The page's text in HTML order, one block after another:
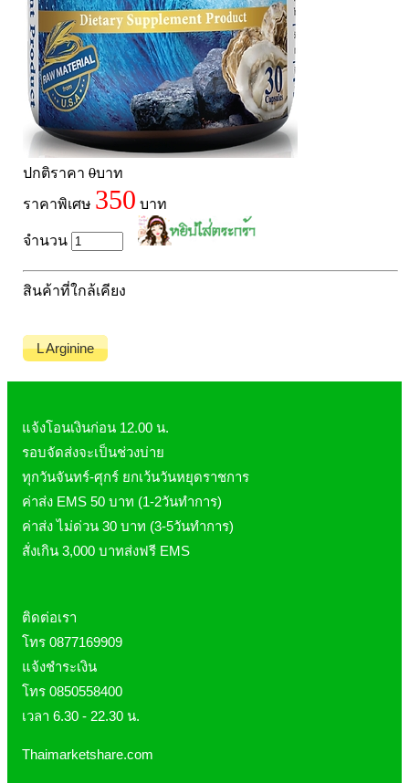
สำหรับท่านชาย
จุดซ่อนเร้นผู้หญิง
สินค้าเด็ก
สินค้าอื่นๆ
HerBlanc เฮอบลัง
Amsel
Bode
LYNAE
PHARMAX
Pharmahof
CeraVe
Preme nobu
Eucerin ยูเซอรีน
La Roche-Posay
Smooth-E
Vin21
karmart
Galderma
Sebamed
Stiefel
Vpure
ปกติราคา0บาท
ราคาพิเศษ 350 บาท
จำนวน
สินค้าที่ใกล้เคียง
L Arginine
แจ้งโอนเงินก่อน 12.00 น.
รอบจัดส่งจะเป็นช่วงบ่าย
ทุกวันจันทร์-ศุกร์ ยกเว้นวันหยุดราชการ
ค่าส่ง EMS 50 บาท (1-2วันทำการ)
ค่าส่ง ไม่ด่วน 30 บาท (3-5วันทำการ)
สั่งเกิน 3,000 บาทส่งฟรี EMS
ติดต่อเรา
โทร 0877169909
แจ้งชำระเงิน
โทร 0850558400
เวลา 6.30 - 22.30 น.
Thaimarketshare.com